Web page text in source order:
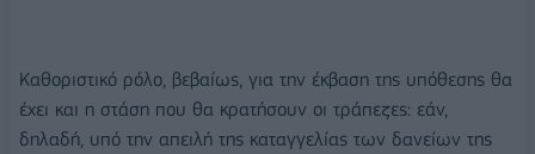
Καθοριστικό ρόλο, βεβαίως, για την έκβαση της υπόθεσης θα
έχει και η στάση που θα κρατήσουν οι τράπεζες: εάν,
δηλαδή, υπό την απειλή της καταγγελίας των δανείων της